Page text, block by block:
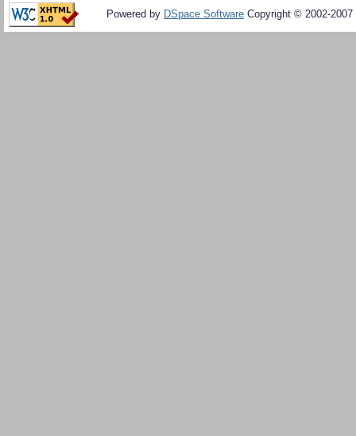
Powered by DSpace Software Copyright © 2002-2007